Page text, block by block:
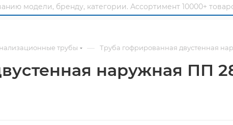
трубы — Труба гофрированная двустенная
наружная ПП